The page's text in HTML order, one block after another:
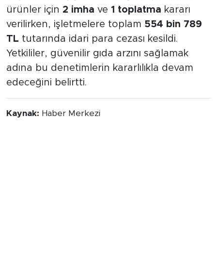
koşullarına uygun olmadığı tespit edilen
ürünler için2 imhave1 toplatmakararı
verilirken, işletmelere toplam554 bin 789
TLtutarında idari para cezası kesildi.
Yetkililer, güvenilir gıda arzını sağlamak
adına bu denetimlerin kararlılıkla devam
edeceğini belirtti.